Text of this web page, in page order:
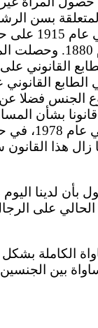
في
الكامل في
الجنس فضلا
الدانمرك في عام 1976
في سوق
في عام 2000. وما
بأن لدينا
على
الكاملة
بين